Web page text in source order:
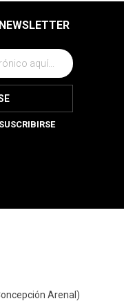
Arenal)